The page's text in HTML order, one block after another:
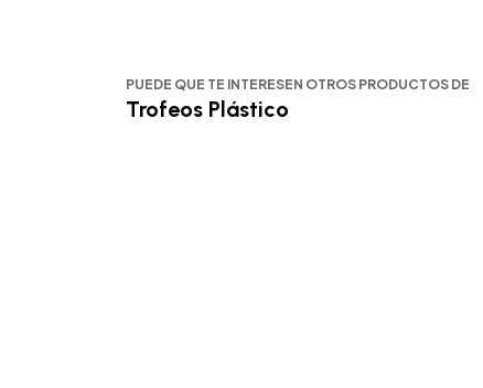
PUEDE QUE TE INTERESEN OTROS PRODUCTOS DE
Trofeos Plástico